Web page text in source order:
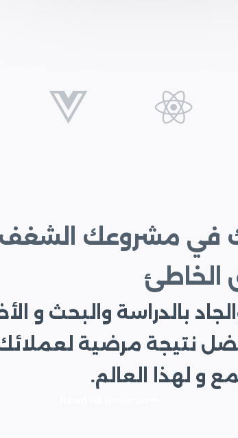
في مشروعك الشغف
الخاطئ
بالدراسة والبحث و
نتيجة مرضية
و لهذا العالم.